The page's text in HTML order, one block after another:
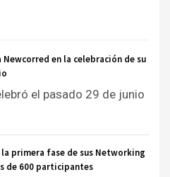
Newcorred en la celebración de su
el pasado 29 de junio
primera fase de sus Networking
de 600 participantes